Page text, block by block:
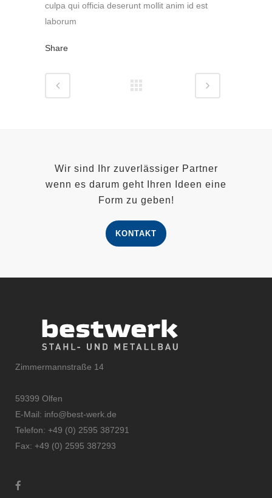
culpa qui officia deserunt mollit anim id est
laborum
Share
Wir sind Ihr zuverlässiger Partner
wenn es darum geht Ihren Ideen eine
Form zu geben!
KONTAKT
Zimmermannstraße 14
59399 Olfen
E-Mail: info@best-werk.de
Telefon: +49 (0) 2595 387291
Fax: +49 (0) 2595 387293